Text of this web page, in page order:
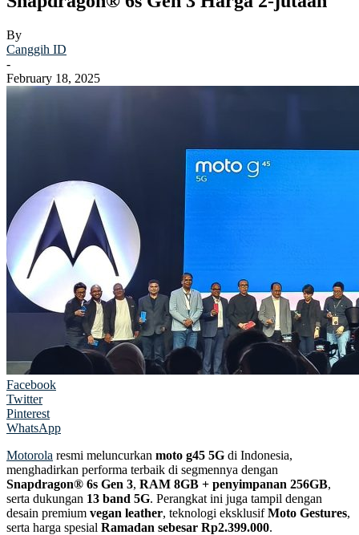
By
Canggih ID
-
February 18, 2025
Facebook
Twitter
Pinterest
WhatsApp
Motorola resmi meluncurkan moto g45 5G di Indonesia,
menghadirkan performa terbaik di segmennya dengan
Snapdragon® 6s Gen 3, RAM 8GB + penyimpanan 256GB,
serta dukungan 13 band 5G. Perangkat ini juga tampil dengan
desain premium vegan leather, teknologi eksklusifMoto Gestures,
serta harga spesial Ramadan sebesar Rp2.399.000.